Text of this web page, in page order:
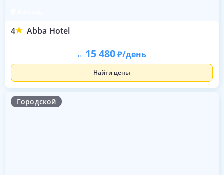
4 Abba Hotel
от 15 480 /день
Найти цены
Городской